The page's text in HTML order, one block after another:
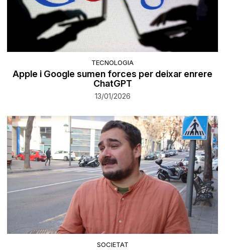
TECNOLOGIA
Apple i Google sumen forces per deixar enrere
ChatGPT
13/01/2026
SOCIETAT